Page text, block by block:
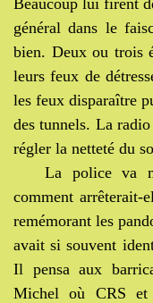
Beaucoup lui firent
général dans le
bien. Deux ou trois
leurs feux de
les feux disparaître
des tunnels. La
régler la netteté du
La police va
comment arrêterait-
remémorant les
avait si souvent
Il pensa aux
Michel où CRS et